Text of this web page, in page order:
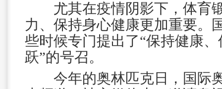
尤其在疫情阴影下，体育
力、保持身心健康更加重要。
些时候专门提出了“保持健康
跃”的号召。
今年的奥林匹克日，国际